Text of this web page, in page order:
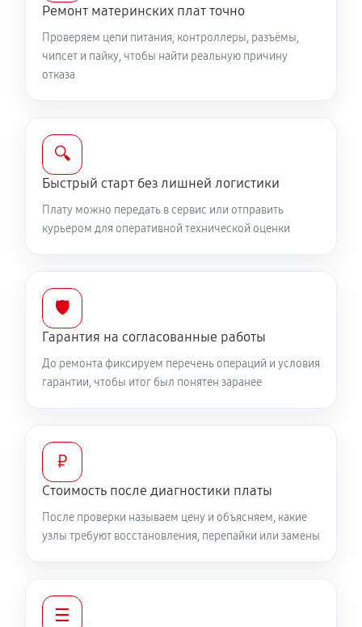
Ремонт материнских плат точно
Проверяем цепи питания, контроллеры, разъёмы,
чипсет и пайку, чтобы найти реальную причину
отказа
🔍
Быстрый старт без лишней логистики
Плату можно передать в сервис или отправить
курьером для оперативной технической оценки
🛡️
Гарантия на согласованные работы
До ремонта фиксируем перечень операций и условия
гарантии, чтобы итог был понятен заранее
₽
Стоимость после диагностики платы
После проверки называем цену и объясняем, какие
узлы требуют восстановления, перепайки или замены
☰